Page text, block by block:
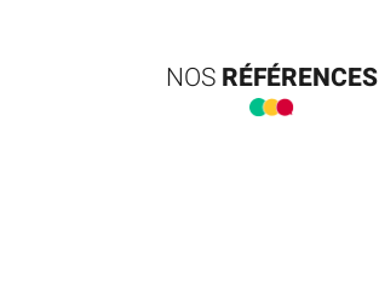
NOSRÉFÉRENCES